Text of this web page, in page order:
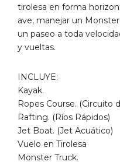
tirolesa en forma
ave, manejar un
un paseo a toda
y vueltas.
INCLUYE:
Kayak.
Ropes Course. (Circuito
Rafting. (Ríos Rápidos)
Jet Boat. (Jet Acuático)
Vuelo en Tirolesa
Monster Truck.